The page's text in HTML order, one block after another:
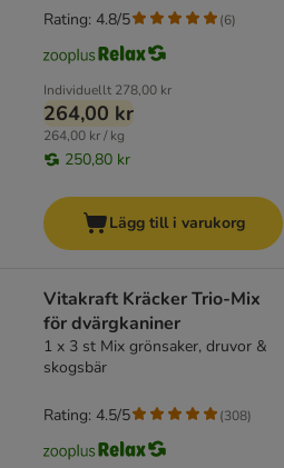
Individuellt 278,00 kr
264,00 kr
264,00 kr / kg
250,80 kr
Rating: 4.8/5 (6)
Lägg till i varukorg
Vitakraft Kräcker Trio-Mix
för dvärgkaniner
1 x 3 st Mix grönsaker, druvor &
skogsbär
Rating: 4.5/5 (308)